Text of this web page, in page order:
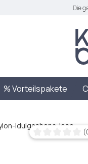
Die
% Vorteilspakete